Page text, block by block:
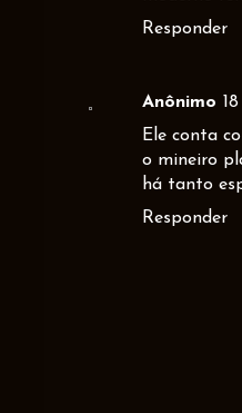
Responder
Anônimo
Ele conta
o mineiro
há tanto
Responder